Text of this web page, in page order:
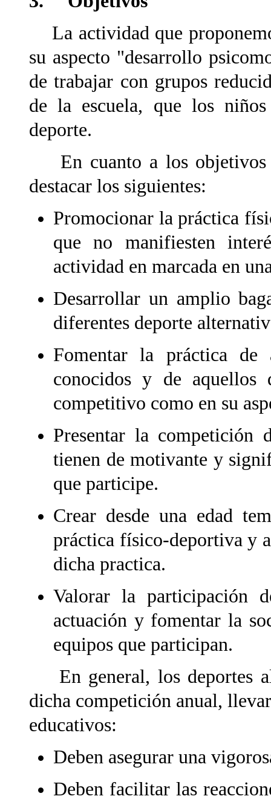
La actividad que
su aspecto "desarrollo
de trabajar con grupos
de la escuela, que los
deporte.
En cuanto a los objetivos
destacar los siguientes:
Promocionar la práctica
que no manifiesten
actividad en marcada en
Desarrollar un amplio
diferentes deporte
Fomentar la práctica de
conocidos y de
competitivo como en su
Presentar la competición
tienen de motivante y
que participe.
Crear desde una edad
práctica físico-deportiva y
dicha practica.
Valorar la participación
actuación y fomentar la
equipos que participan.
En general, los deportes
dicha competición anual,
educativos:
Deben asegurar una
Deben facilitar las